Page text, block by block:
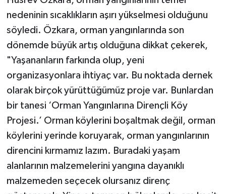
Hüsrev Özkara, orman yangınlarının temel
nedeninin sıcaklıkların aşırı yükselmesi olduğunu
söyledi. Özkara, orman yangınlarında son
dönemde büyük artış olduğuna dikkat çekerek,
"Yaşananların farkında olup, yeni
organizasyonlara ihtiyaç var. Bu noktada dernek
olarak birçok yürüttüğümüz proje var. Bunlardan
bir tanesi ‘Orman Yangınlarına Dirençli Köy
Projesi.’ Orman köylerini boşaltmak değil, orman
köylerini yerinde koruyarak, orman yangınlarının
direncini kırmamız lazım. Buradaki yaşam
alanlarının malzemelerini yangına dayanıklı
malzemeden seçecek olursanız direnç